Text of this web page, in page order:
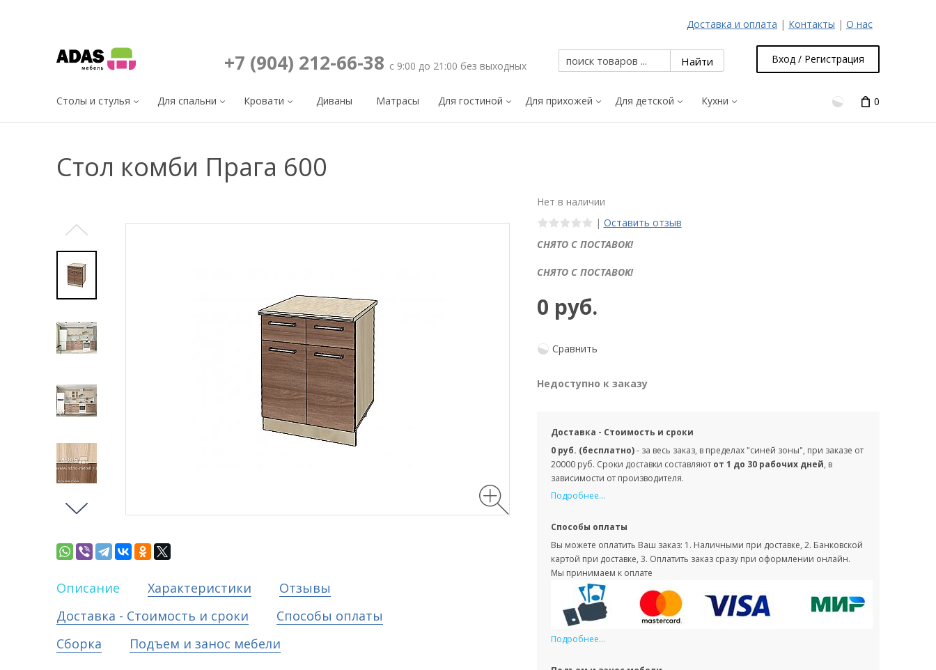
Доставка и оплата | Контакты | О нас
+7 (904) 212-66-38 с 9:00 до 21:00 без выходных
Вход / Регистрация
Столы и стулья Для спальни Кровати Диваны Матрасы Для гостиной Для прихожей Для детской Кухни 0
Стол комби Прага 600
Нет в наличии
| Оставить отзыв
СНЯТО С ПОСТАВОК!
СНЯТО С ПОСТАВОК!
0 руб.
Сравнить
Недоступно к заказу
Доставка - Стоимость и сроки
0 руб. (бесплатно)- за весь заказ, в пределах "синей зоны", при заказе от
20000 руб. Сроки доставки составляют от 1 до 30 рабочих дней, в
зависимости от производителя.
Подробнее...
Способы оплаты
Вы можете оплатить Ваш заказ: 1. Наличными при доставке, 2. Банковской
картой при доставке, 3. Оплатить заказ сразу при оформлении онлайн.
Мы принимаем к оплате
Подробнее...
Описание Характеристики
Отзывы
Доставка - Стоимость и сроки
Способы оплаты
Сборка
Подъем и занос мебели